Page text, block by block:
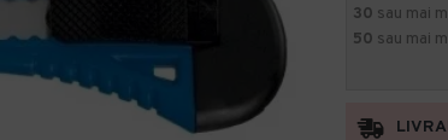
30 sau mai
50 sau mai